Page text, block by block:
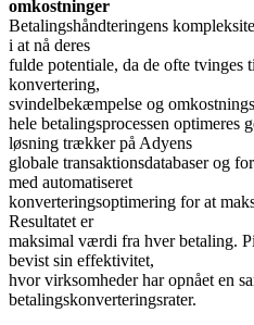
omkostninger
Betalingshåndteringens
i at nå deres
fulde potentiale, da de ofte tvinges
konvertering,
svindelbekæmpelse og
hele betalingsprocessen optimeres
løsning trækker på Adyens
globale transaktionsdatabaser og
med automatiseret
konverteringsoptimering for at
Resultatet er
maksimal værdi fra hver betaling.
bevist sin effektivitet,
hvor virksomheder har opnået en
betalingskonverteringsrater.